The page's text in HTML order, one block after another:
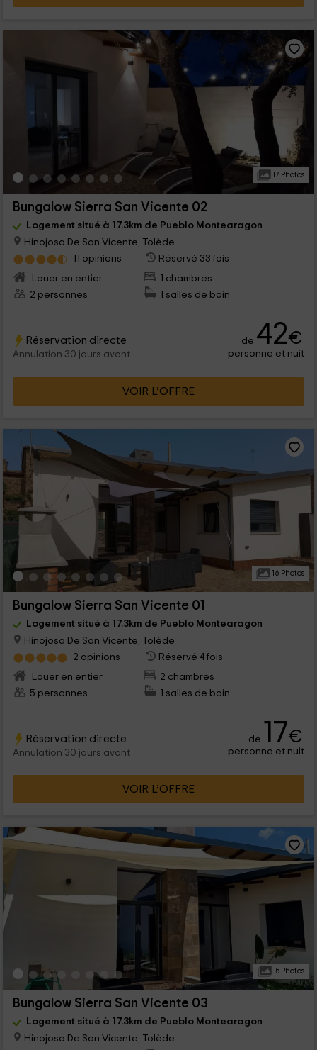
17 Photos
Bungalow Sierra San Vicente 02
Logement situé à 17.3km de Pueblo Montearagon
Hinojosa De San Vicente, Tolède
11 opinions
Réservé 33 fois
Louer en entier
1 chambres
2 personnes
1 salles de bain
Réservation directe
Annulation 30 jours avant
de 42€
personne et nuit
VOIR L’OFFRE
16 Photos
Bungalow Sierra San Vicente 01
Logement situé à 17.3km de Pueblo Montearagon
Hinojosa De San Vicente, Tolède
2 opinions
Réservé 4 fois
Louer en entier
2 chambres
5 personnes
1 salles de bain
Réservation directe
Annulation 30 jours avant
de 17€
personne et nuit
VOIR L’OFFRE
15 Photos
Bungalow Sierra San Vicente 03
Logement situé à 17.3km de Pueblo Montearagon
Hinojosa De San Vicente, Tolède